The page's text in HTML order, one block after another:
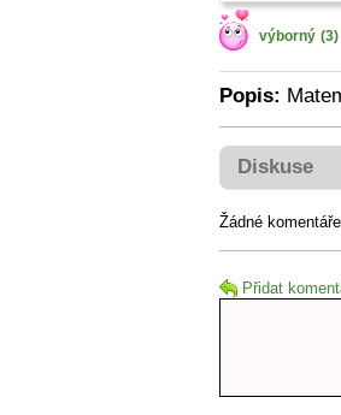
výborný (3)
Popis:
Diskuse
Žádné komentáře
Přidat